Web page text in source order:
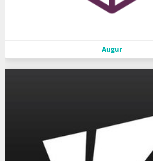
Augur